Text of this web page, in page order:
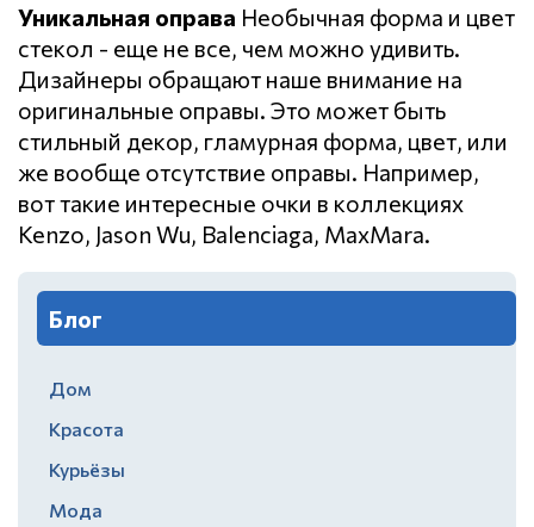
Уникальная оправа Необычная форма и цвет
стекол - еще не все, чем можно удивить.
Дизайнеры обращают наше внимание на
оригинальные оправы. Это может быть
стильный декор, гламурная форма, цвет, или
же вообще отсутствие оправы. Например,
вот такие интересные очки в коллекциях
Kenzo, Jason Wu, Balenciaga, MaxMara.
Блог
Дом
Красота
Курьёзы
Мода